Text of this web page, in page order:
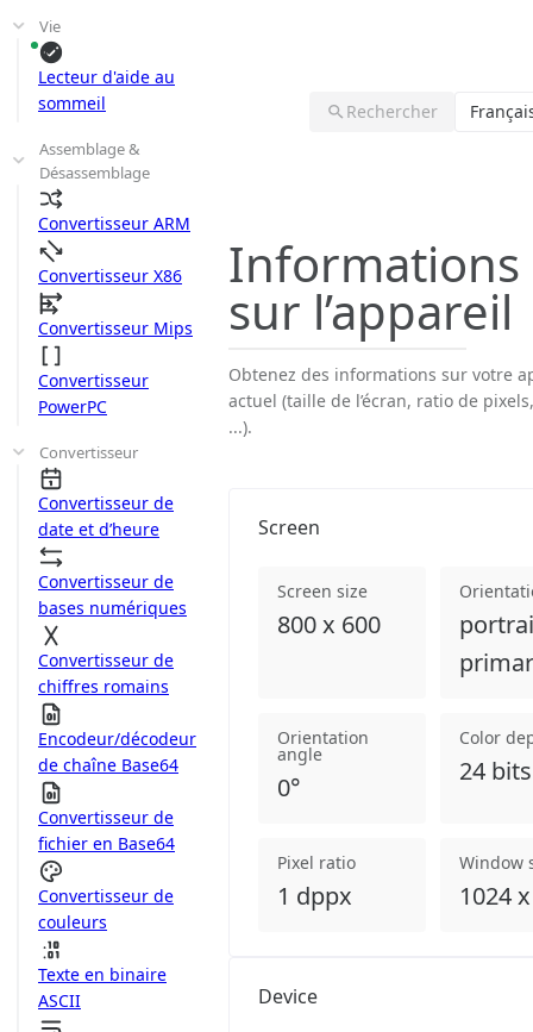
Vie
Lecteur d'aide au
sommeil
Assemblage &
Désassemblage
Convertisseur ARM
Convertisseur X86
Convertisseur Mips
Convertisseur
PowerPC
Convertisseur
Convertisseur de
date et d’heure
Convertisseur de
bases numériques
Convertisseur de
chiffres romains
Encodeur/décodeur
de chaîne Base64
Convertisseur de
fichier en Base64
Convertisseur de
couleurs
Texte en binaire
ASCII
Rechercher
Informations
sur l’appareil
Obtenez des informations sur votre
actuel (taille de l’écran, ratio de
...).
Screen
Screen size
800 x 600
Orientation
angle
0°
Color
24 bits
Pixel ratio
1 dppx
Window
1024
Device